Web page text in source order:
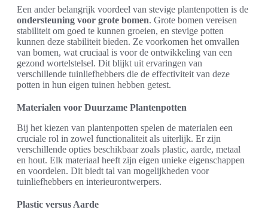
Een ander belangrijk voordeel van stevige plantenpotten is de
ondersteuning voor grote bomen. Grote bomen vereisen
stabiliteit om goed te kunnen groeien, en stevige potten
kunnen deze stabiliteit bieden. Ze voorkomen het omvallen
van bomen, wat cruciaal is voor de ontwikkeling van een
gezond wortelstelsel. Dit blijkt uit ervaringen van
verschillende tuinliefhebbers die de effectiviteit van deze
potten in hun eigen tuinen hebben getest.
Materialen voor Duurzame Plantenpotten
Bij het kiezen van plantenpotten spelen de materialen een
cruciale rol in zowel functionaliteit als uiterlijk. Er zijn
verschillende opties beschikbaar zoals plastic, aarde, metaal
en hout. Elk materiaal heeft zijn eigen unieke eigenschappen
en voordelen. Dit biedt tal van mogelijkheden voor
tuinliefhebbers en interieurontwerpers.
Plastic versus Aarde